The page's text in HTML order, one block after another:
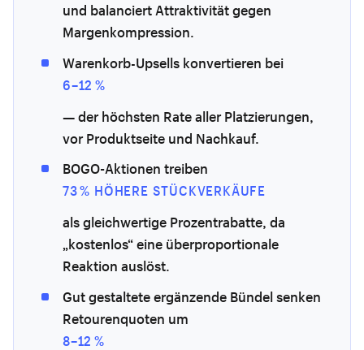
und balanciert Attraktivität gegen
Margenkompression.
Warenkorb-Upsells konvertieren bei
6–12 %
— der höchsten Rate aller Platzierungen,
vor Produktseite und Nachkauf.
BOGO-Aktionen treiben
73 % HÖHERE STÜCKVERKÄUFE
als gleichwertige Prozentrabatte, da
„kostenlos“ eine überproportionale
Reaktion auslöst.
Gut gestaltete ergänzende Bündel senken
Retourenquoten um
8–12 %